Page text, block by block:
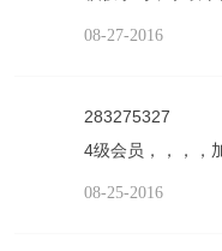
08-27-2016
283275327
4级会员，，，，
08-25-2016